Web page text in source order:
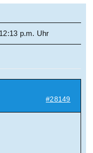
p.m. Uhr
#28149